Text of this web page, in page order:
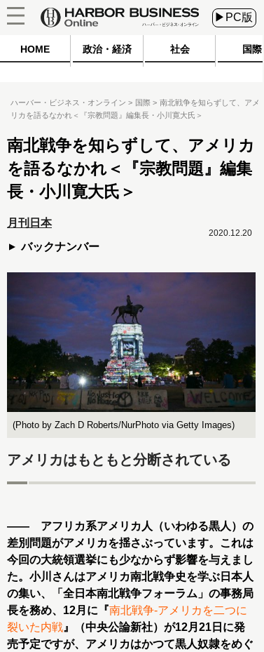
▶PC版
HOME 政治・経済 社会 国際
ハーバー・ビジネス・オンライン 国際
南北戦争を知らずして、アメ
リカを語るなかれ＜『宗教問題』編集長・小川寛大氏＞
南北戦争を知らずして、アメリカ
を語るなかれ＜『宗教問題』編集
長・小川寛大氏＞
月刊日本
バックナンバー
2020.12.20
(Photo by Zach D Roberts/NurPhoto via Getty Images)
アメリカはもともと分断されている
―― アフリカ系アメリカ人（いわゆる黒人）の
差別問題がアメリカを揺さぶっています。これは
今回の大統領選挙にも少なからず影響を与えまし
た。小川さんはアメリカ南北戦争史を学ぶ日本人
の集い、「全日本南北戦争フォーラム」の事務局
長を務め、12月に『南北戦争-アメリカを二つに
裂いた内戦 』（中央公論新社）が12月21日に発
売予定ですが、アメリカはかつて黒人奴隷をめぐ